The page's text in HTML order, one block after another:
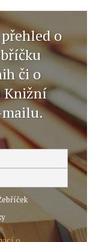
o
či o
Knižní
mailu.